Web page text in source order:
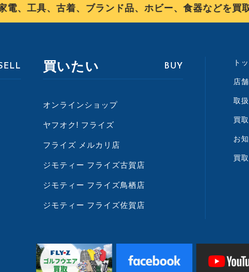
具、古着、ブランド品、ホビー、食器などを買取
買いたい BUY
オンラインショップ
ヤフオク! フライズ
フライズ メルカリ店
ジモティー フライズ古賀店
ジモティー フライズ鳥栖店
ジモティー フライズ佐賀店
ト
店
取
買
お
買